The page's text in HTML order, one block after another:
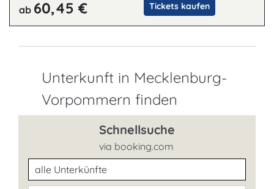
ab 60,45 € Tickets kaufen
Unterkunft in Mecklenburg-
Vorpommern finden
Schnellsuche
via booking.com
Unterkunftsart